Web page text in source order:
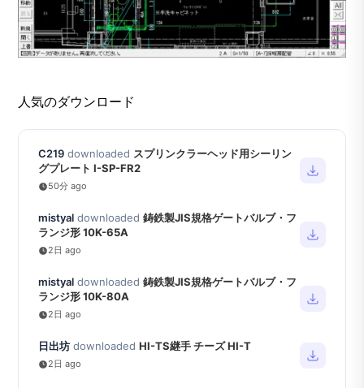
人気のダウンロード
C219 downloaded スプリンクラーヘッド用シーリン
グプレート I-SP-FR2
50分 ago
mistyal downloaded 鋳鉄製JIS規格ゲートバルブ・フ
ランジ形 10K-65A
2日 ago
mistyal downloaded 鋳鉄製JIS規格ゲートバルブ・フ
ランジ形 10K-80A
2日 ago
日出坊 downloaded HI-TS継手 チーズ HI-T
2日 ago